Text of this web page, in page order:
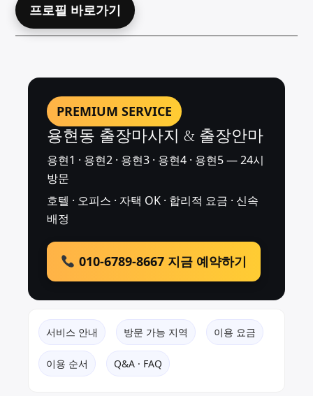
프로필 바로가기
PREMIUM SERVICE
용현동 출장마사지 & 출장안마
용현1 · 용현2 · 용현3 · 용현4 · 용현5 — 24시
방문
호텔 · 오피스 · 자택 OK · 합리적 요금 · 신속
배정
010-6789-8667 지금 예약하기
서비스 안내 방문 가능 지역 이용 요금
이용 순서 Q&A · FAQ